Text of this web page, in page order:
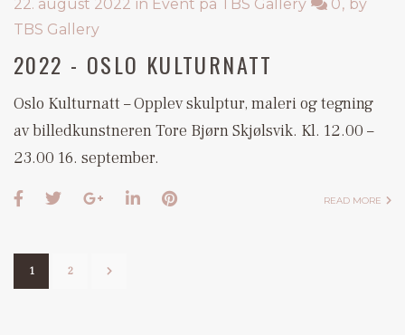
22. august 2022 in Event på TBS Gallery 0
by
TBS Gallery
2022 - OSLO KULTURNATT
Oslo Kulturnatt – Opplev skulptur, maleri og tegning
av billedkunstneren Tore Bjørn Skjølsvik. Kl. 12.00 –
23.00 16. september.
READ MORE
1 2